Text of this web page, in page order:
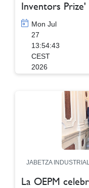
Inventors Prize'
Mon Jul
27
13:54:43
CEST
2026
JABETZA
La OEPM